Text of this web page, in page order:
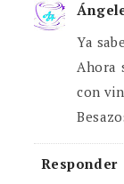
Ya
Ahora
con
Responder